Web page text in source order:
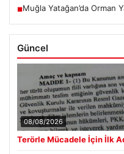
■Muğla Yatağan’da Orman
Güncel
08/08/2026
Terörle Mücadele İçin İlk